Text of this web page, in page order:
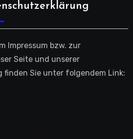
Impressum bzw. zur
Seite und unserer
finden Sie unter folgendem Link: